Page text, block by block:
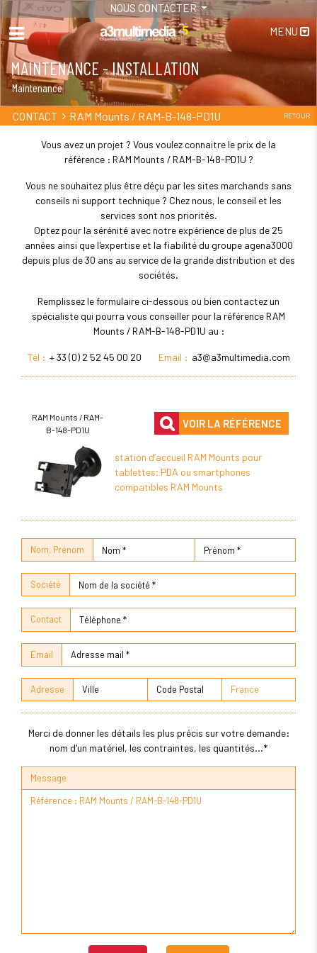
NOUS CONTACTER
MENU
MAINTENANCE - INSTALLATION
Maintenance
CONTACT RAM Mounts / RAM-B-148-PD1U RETOUR
Vous avez un projet ? Vous voulez connaitre le prix de la
référence : RAM Mounts / RAM-B-148-PD1U ?
Vous ne souhaitez plus être déçu par les sites marchands sans
conseils ni support technique ? Chez nous, le conseil et les
services sont nos priorités.
Optez pour la sérénité avec notre expérience de plus de 25
années ainsi que l'expertise et la fiabilité du groupe agena3000
depuis plus de 30 ans au service de la grande distribution et des
sociétés.
Remplissez le formulaire ci-dessous ou bien contactez un
spécialiste qui pourra vous conseiller pour la référence RAM
Mounts / RAM-B-148-PD1U au :
Tél : + 33 (0) 2 52 45 00 20 Email : a3@a3multimedia.com
RAM Mounts / RAM-
B-148-PD1U
VOIR LA RÉFÉRENCE
station d’accueil RAM Mounts pour
tablettes; PDA ou smartphones
compatibles RAM Mounts
Nom, Prénom
Société
Contact
Email
Adresse
Merci de donner les détails les plus précis sur votre demande:
nom d'un matériel, les contraintes, les quantités...*
Message